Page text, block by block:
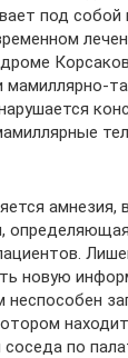
под
амнезия,
новую
неспособен
по